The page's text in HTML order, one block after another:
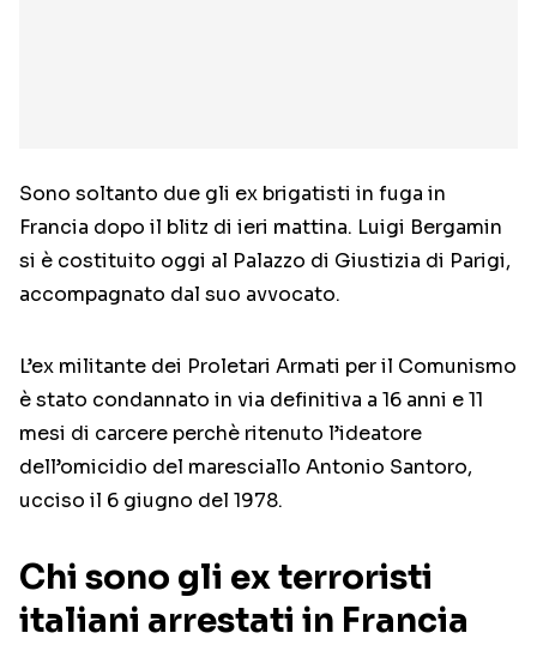
Sono soltanto due gli ex brigatisti in fuga in
Francia dopo il blitz di ieri mattina. Luigi Bergamin
si è costituito oggi al Palazzo di Giustizia di Parigi,
accompagnato dal suo avvocato.
L’ex militante dei Proletari Armati per il Comunismo
è stato condannato in via definitiva a 16 anni e 11
mesi di carcere perchè ritenuto l’ideatore
dell’omicidio del maresciallo Antonio Santoro,
ucciso il 6 giugno del 1978.
Chi sono gli ex terroristi
italiani arrestati in Francia